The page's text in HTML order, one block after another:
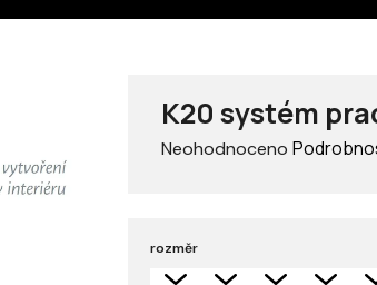
K20 systém
Průměrné
z 5
hvězdiček.
Neohodnoceno
rozměr